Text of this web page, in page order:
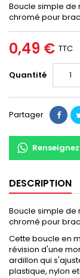
Boucle simple
chromé pour
0,49 € TTC
Quantité
Partager
DESCRIPTION
Boucle simple
chromé pour
Cette boucle en
révision d'une
ardillon qui
plastique, nylon